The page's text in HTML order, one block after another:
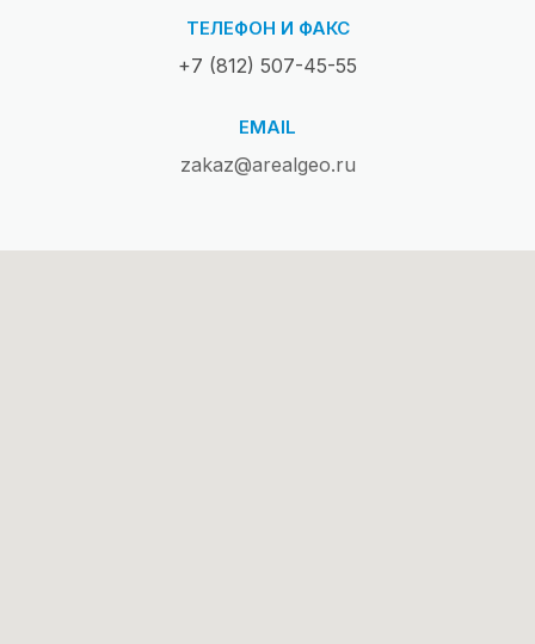
ТЕЛЕФОН И ФАКС
+7 (812) 507-45-55
EMAIL
zakaz@arealgeo.ru